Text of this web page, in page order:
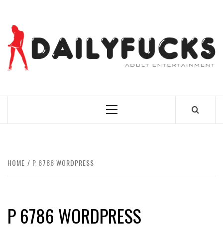
content
Primary
HOME P 6786 WORDPRESS
P 6786 WORDPRESS